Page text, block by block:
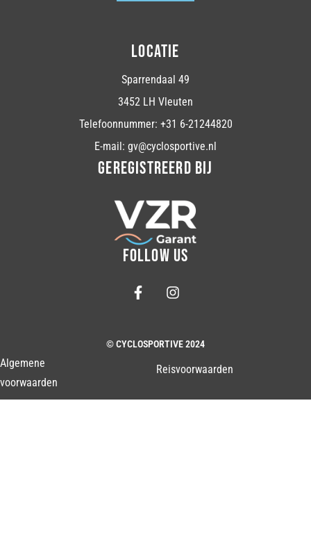
LOCATIE
Sparrendaal 49
3452 LH Vleuten
Telefoonnummer: +31 6-21244820
E-mail: gv@cyclosportive.nl
GEREGISTREERD BIJ
FOLLOW US
© CYCLOSPORTIVE 2024
Algemene
voorwaarden
Reisvoorwaarden